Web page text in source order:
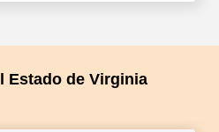
Estado de Virginia